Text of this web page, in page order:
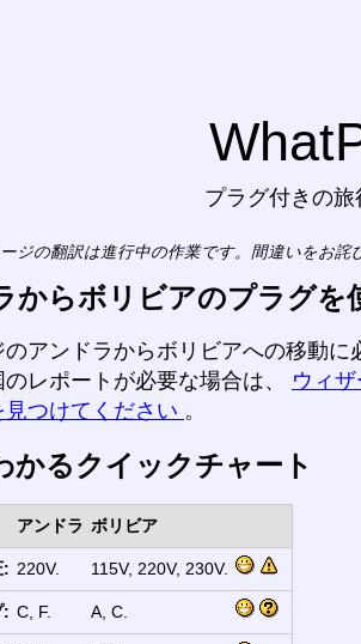
プラグ付きの
ジの翻訳は進行中の作業です。間違いをお詫
からボリビアのプラグを
のアンドラからボリビアへの移動
レポートが必要な場合は、 ウィ
見つけてください 。
かるクイックチャート
アンドラ ボリビア
: 220V. 115V, 220V, 230V.
: C, F. A, C.